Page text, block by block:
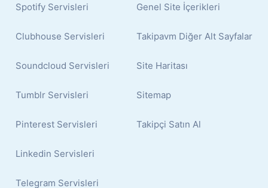
Spotify Servisleri
Clubhouse Servisleri
Soundcloud Servisleri
Tumblr Servisleri
Pinterest Servisleri
Linkedin Servisleri
Telegram Servisleri
Genel Site İçerikleri
Takipavm Diğer Alt Sayfalar
Site Haritası
Sitemap
Takipçi Satın Al